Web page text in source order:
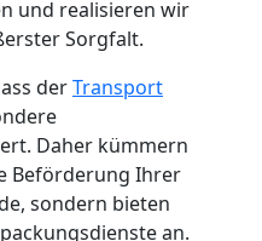
und realisieren wir
Sorgfalt.
derTransport
Daher kümmern
Beförderung Ihrer
sondern bieten
an.